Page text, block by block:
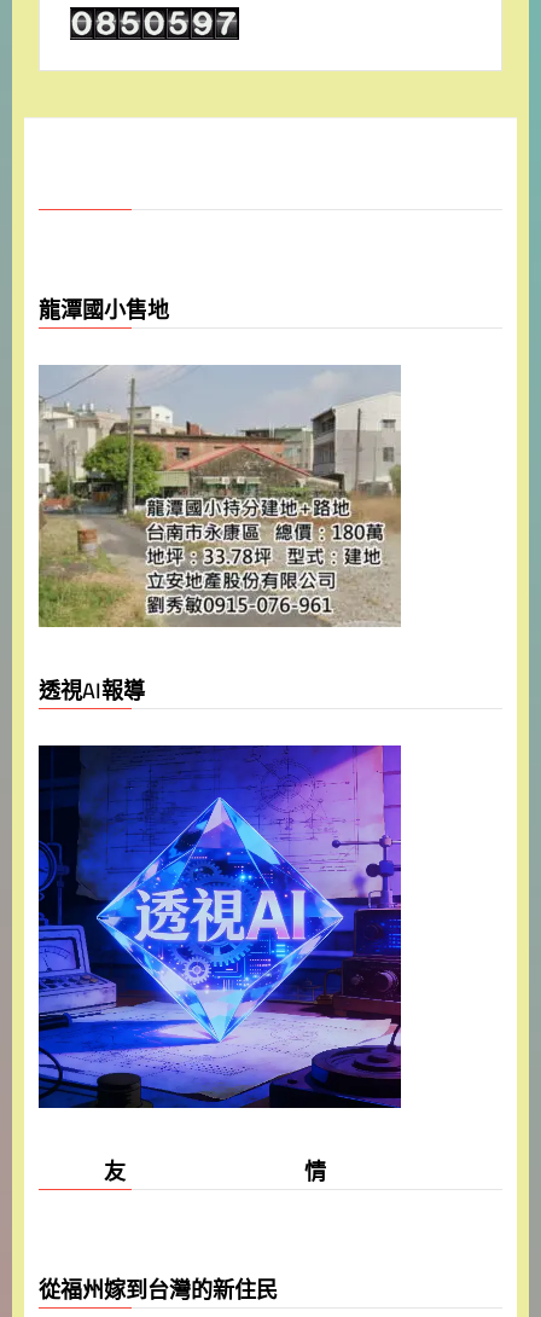
龍潭國小售地
透視AI報導
友 情
從福州嫁到台灣的新住民